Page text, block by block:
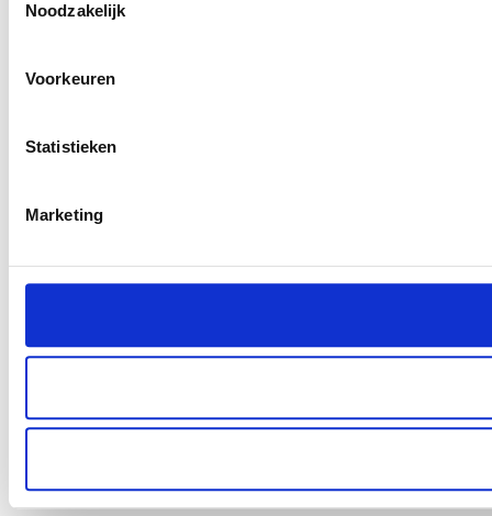
We gebruiken cookies om content en advertenties te
verstrekt of die ze hebben verzameld op basis van uw
Noodzakelijk
Voorkeuren
Statistieken
Marketing